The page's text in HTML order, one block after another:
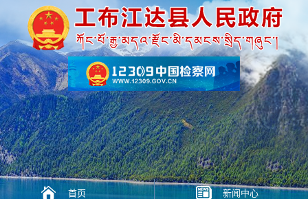
首页 新闻中心